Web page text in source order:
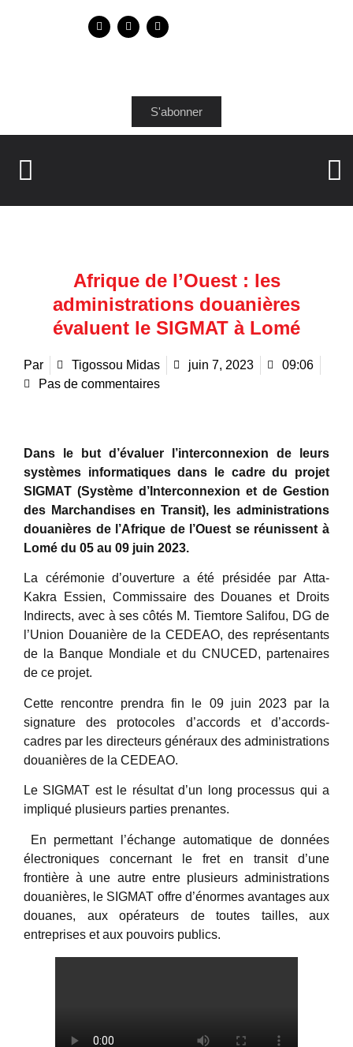
S'abonner
Afrique de l’Ouest : les
administrations douanières
évaluent le SIGMAT à Lomé
Par Tigossou Midas juin 7, 2023
09:06
Pas de commentaires
Dans le but d’évaluer l’interconnexion de leurs
systèmes informatiques dans le cadre du projet
SIGMAT (Système d’Interconnexion et de Gestion
des Marchandises en Transit), les administrations
douanières de l’Afrique de l’Ouest se réunissent à
Lomé du 05 au 09 juin 2023.
La cérémonie d’ouverture a été présidée par Atta-
Kakra Essien, Commissaire des Douanes et Droits
Indirects, avec à ses côtés M. Tiemtore Salifou, DG de
l’Union Douanière de la CEDEAO, des représentants
de la Banque Mondiale et du CNUCED, partenaires
de ce projet.
Cette rencontre prendra fin le 09 juin 2023 par la
signature des protocoles d’accords et d’accords-
cadres par les directeurs généraux des administrations
douanières de la CEDEAO.
Le SIGMAT est le résultat d’un long processus qui a
impliqué plusieurs parties prenantes.
En permettant l’échange automatique de données
électroniques concernant le fret en transit d’une
frontière à une autre entre plusieurs administrations
douanières, le SIGMAT offre d’énormes avantages aux
douanes, aux opérateurs de toutes tailles, aux
entreprises et aux pouvoirs publics.